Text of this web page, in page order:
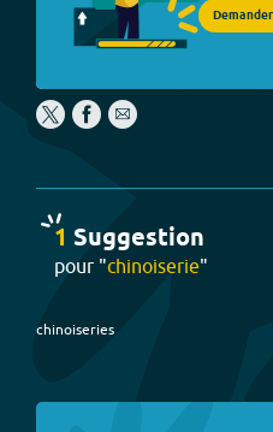
1 Suggestion
pour "chinoiserie"
chinoiseries